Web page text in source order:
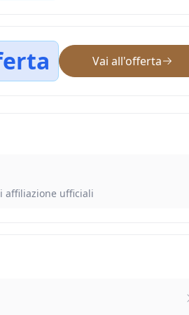
Vai all'offerta
affiliazione ufficiali